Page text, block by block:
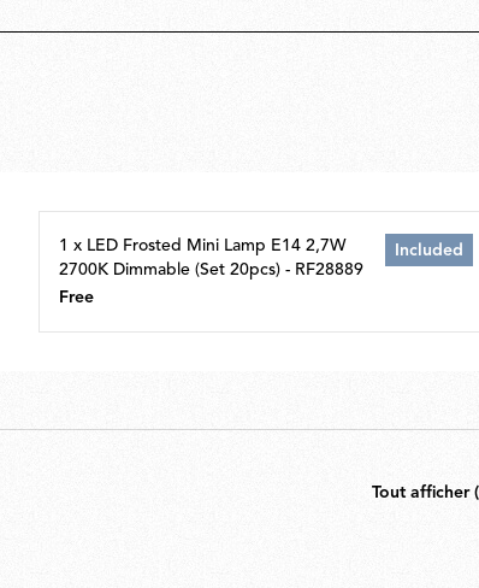
1 x LED Frosted Mini Lamp E14 2,7W
2700K Dimmable (Set 20pcs) - RF28889
Free
Included
Tout afficher